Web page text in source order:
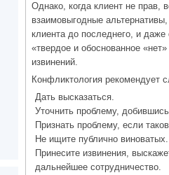
Однако, когда клиент не прав,
взаимовыгодные
клиента до последнего, и
«твердое и обоснованное
извинений.
Конфликтология рекомендует
Дать высказаться.
Уточнить проблему,
Признать проблему, если
Не ищите публично виноватых.
Принесите извинения,
дальнейшее сотрудничество.